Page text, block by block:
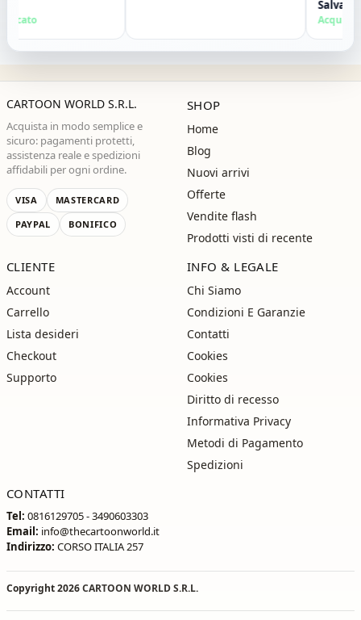
Grazie ,alla
contatti.
Acquisto
CARTOON WORLD S.R.L.
Acquista in modo semplice e
sicuro: pagamenti protetti,
assistenza reale e spedizioni
affidabili per ogni ordine.
VISA
MASTERCARD
PAYPAL
BONIFICO
SHOP
Home
Blog
Nuovi arrivi
Offerte
Vendite flash
Prodotti visti di recente
CLIENTE
Account
Carrello
Lista desideri
Checkout
Supporto
INFO & LEGALE
Chi Siamo
Condizioni E Garanzie
Contatti
Cookies
Cookies
Diritto di recesso
Informativa Privacy
Metodi di Pagamento
Spedizioni
CONTATTI
Tel: 0816129705 - 3490603303
Email: info@thecartoonworld.it
Indirizzo: CORSO ITALIA 257
Copyright 2026CARTOON WORLD S.R.L.